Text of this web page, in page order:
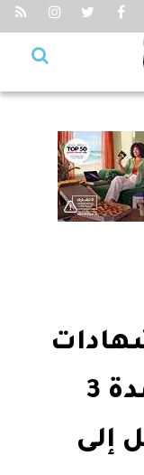
ادخارية دولارية لمدة 3
إلى